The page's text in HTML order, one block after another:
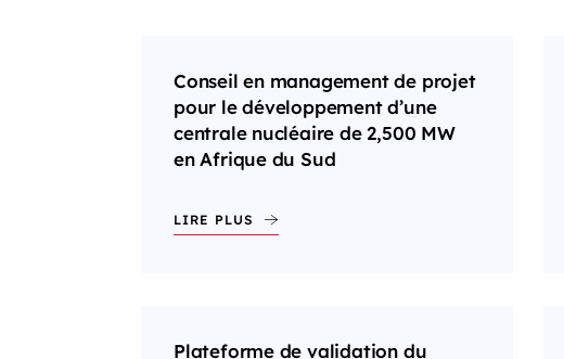
Conseil en management de projet
pour le développement d’une
centrale nucléaire de 2,500 MW
en Afrique du Sud
LIRE PLUS
Plateforme de validation du